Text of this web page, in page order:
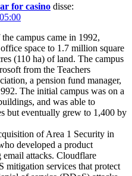
for casino disse:
campus came in 1992,
space to 1.7 million square
(110 ha) of land. The campus
from the Teachers
a pension fund manager,
The initial campus was on a
and was able to
but eventually grew to 1,400 by
of Area 1 Security in
developed a product
email attacks. Cloudflare
mitigation services that protect